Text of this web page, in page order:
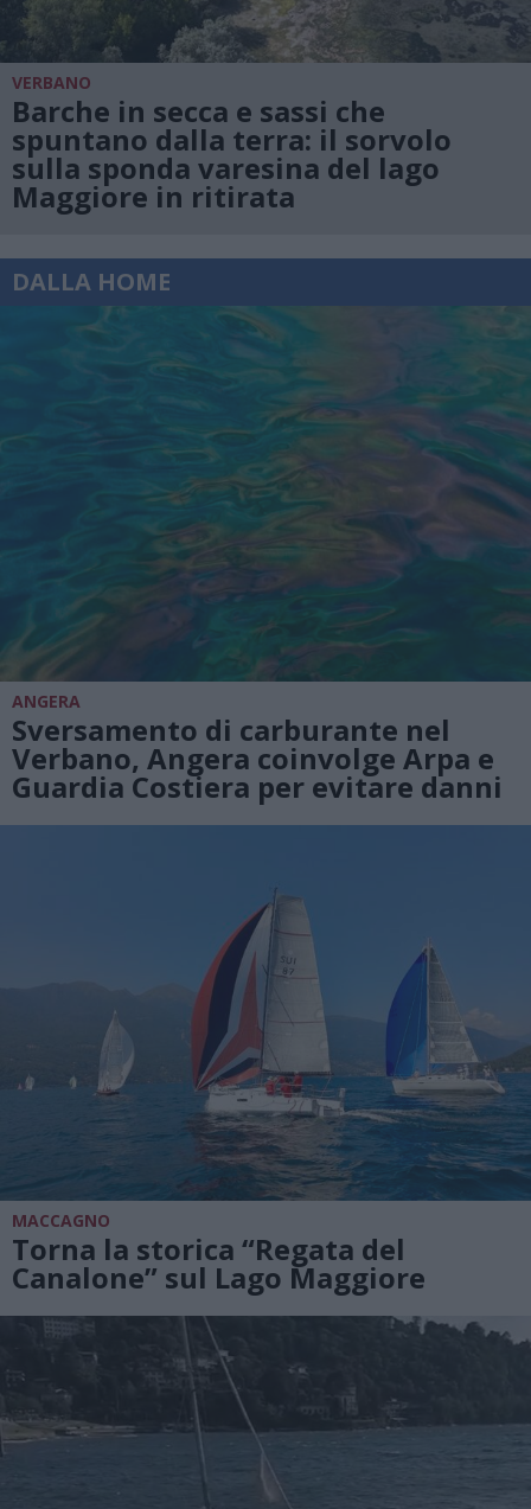
VERBANO
Barche in secca e sassi che
spuntano dalla terra: il sorvolo
sulla sponda varesina del lago
Maggiore in ritirata
DALLA HOME
ANGERA
Sversamento di carburante nel
Verbano, Angera coinvolge Arpa e
Guardia Costiera per evitare danni
MACCAGNO
Torna la storica “Regata del
Canalone” sul Lago Maggiore